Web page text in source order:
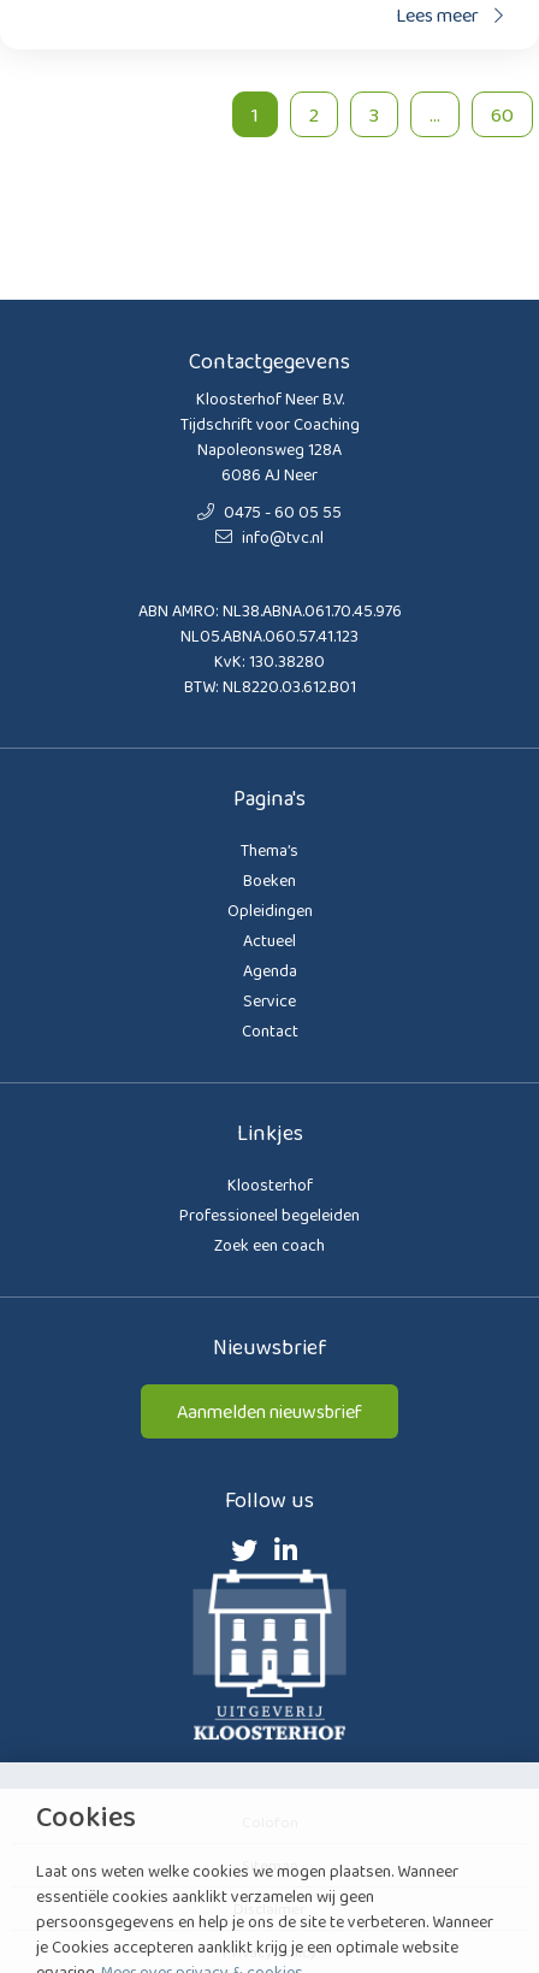
Cookies
Laat ons weten welke cookies we mogen plaatsen. Wanneer
essentiële cookies aanklikt verzamelen wij geen
persoonsgegevens en help je ons de site te verbeteren. Wanneer
je Cookies accepteren aanklikt krijg je een optimale website
Lees meer
1 2 3 ... 60
Contactgegevens
Kloosterhof Neer B.V.
Tijdschrift voor Coaching
Napoleonsweg 128A
6086 AJ Neer
0475 - 60 05 55
info@tvc.nl
ABN AMRO: NL38.ABNA.061.70.45.976
NL05.ABNA.060.57.41.123
KvK: 130.38280
BTW: NL8220.03.612.B01
Pagina's
Thema’s
Boeken
Opleidingen
Actueel
Agenda
Service
Contact
Linkjes
Kloosterhof
Professioneel begeleiden
Zoek een coach
Nieuwsbrief
Aanmelden nieuwsbrief
Follow us
Sitemap
Disclaimer
Privacy Policy